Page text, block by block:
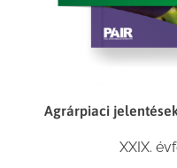
Agrárpiaci
XXIX.